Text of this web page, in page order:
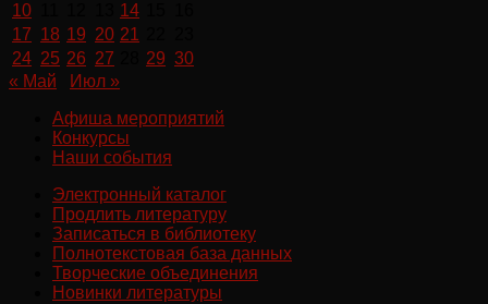
10
14
17 18 19 20 21
24 25 26 27 29 30
« Май
Июл »
Афиша мероприятий
Конкурсы
Наши события
Электронный каталог
Продлить литературу
Записаться в библиотеку
Полнотекстовая база данных
Творческие объединения
Новинки литературы